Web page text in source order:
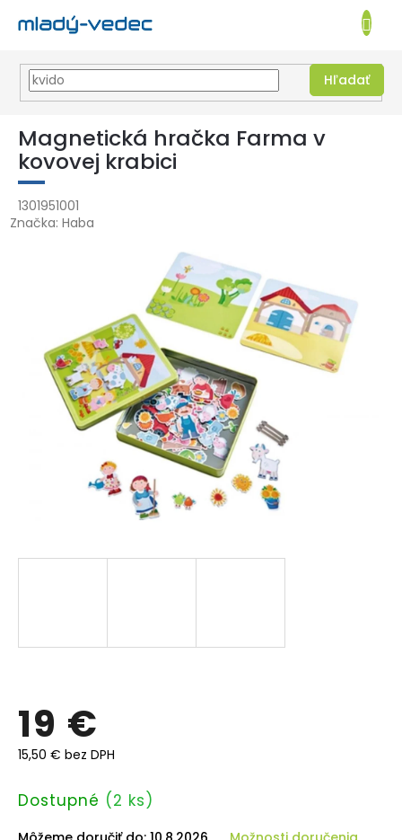
Prejsť
obsah
EUR
Hľadať
KOŠÍK
Magnetická hračka Farma v
kovovej krabici
1301951001
Značka: Haba
19 €
15,50 € bez DPH
Jednotková
Dostupné (2 ks)